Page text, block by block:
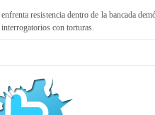
resistencia dentro de la bancada
con torturas.